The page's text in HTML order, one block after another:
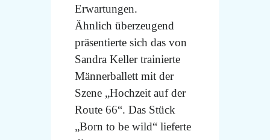
Erwartungen.
Ähnlich überzeugend
präsentierte sich das von
Sandra Keller trainierte
Männerballett mit der
Szene „Hochzeit auf der
Route 66“. Das Stück
„Born to be wild“ lieferte